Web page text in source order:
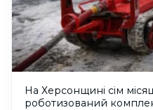
На Херсонщині сім
роботизований